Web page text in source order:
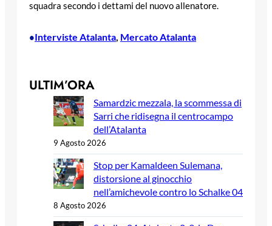
squadra secondo i dettami del nuovo allenatore.
•Interviste Atalanta, Mercato Atalanta
ULTIM’ORA
Samardzic mezzala, la scommessa di
Sarri che ridisegna il centrocampo
dell’Atalanta
9 Agosto 2026
Stop per Kamaldeen Sulemana,
distorsione al ginocchio
nell’amichevole contro lo Schalke 04
8 Agosto 2026